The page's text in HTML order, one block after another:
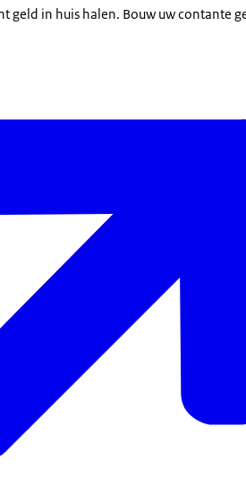
geld in huis halen. Bouw uw contante